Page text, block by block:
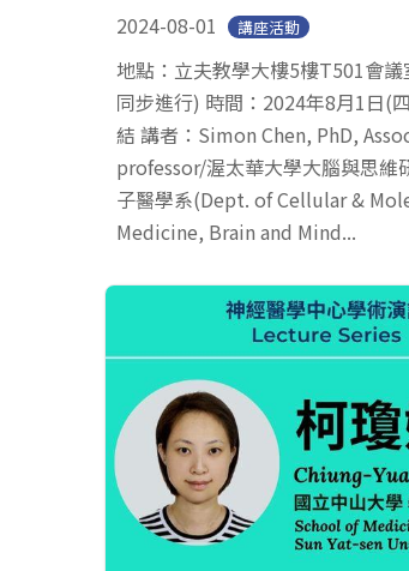
2024-08-01 講座活動
地點：立夫教學大樓5樓T501會
同步進行) 時間：2024年8月1日(
結 講者：Simon Chen, PhD,
professor/渥太華大學大腦與思維
子醫學系(Dept. of Cellular &
Medicine, Brain and Mind...